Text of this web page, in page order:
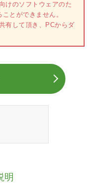
けのソフトウェアのた
とができません。
有して頂き、PCからダ
明